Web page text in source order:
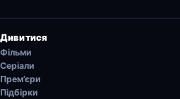
Дивитися
Фільми
Серіали
Прем’єри
Підбірки